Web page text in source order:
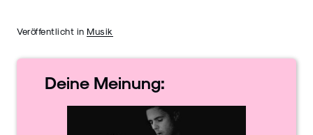
Veröffentlicht in Musik
Deine Meinung: